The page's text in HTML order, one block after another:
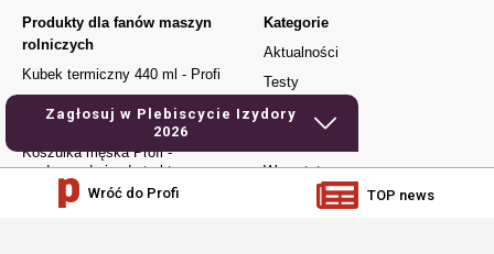
Zagłosuj w Plebiscycie Izydory
2026
Kategorie
Aktualności
Testy
Używane
Warsztat
Jak to działa
Produkty dla fanów maszyn
rolniczych
Kubek termiczny 440 ml - Profi
Kubek Urodzony do jazdy
traktorem
Koszulka męska Profi -
urodzony do jazdy traktorem
Czapka z daszkiem – Profi
Wróć do Profi TOP news